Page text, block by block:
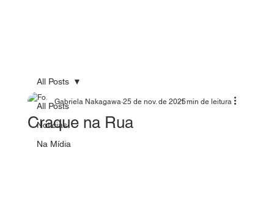
All Posts
Notícias
Na Mídia
All Posts
Craque na Rua
Gabriela Nakagawa 25 de nov. de 20251 min de leitura